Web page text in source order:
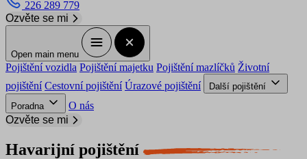
226 289 779
Ozvěte se mi
Open main menu
Pojištění vozidla Pojištění majetku Pojištění mazlíčků Životní
pojištění Cestovní pojištění Úrazové pojištění
Další pojištění
Poradna
O nás
Ozvěte se mi
Havarijní pojištění